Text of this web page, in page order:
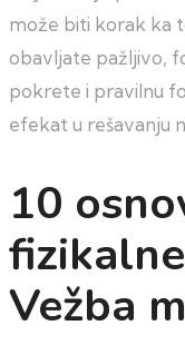
može biti korak ka
obavljate pažljivo,
pokrete i pravilnu
efekat u rešavanju
10
Vežba